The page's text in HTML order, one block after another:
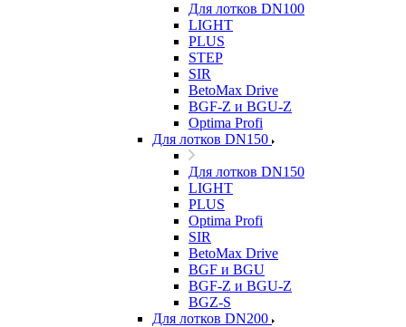
Для лотков DN100
LIGHT
PLUS
STEP
SIR
BetoMax Drive
BGF-Z и BGU-Z
Optima Profi
Для лотков DN150
Для лотков DN150
LIGHT
PLUS
Optima Profi
SIR
BetoMax Drive
BGF и BGU
BGF-Z и BGU-Z
BGZ-S
Для лотков DN200